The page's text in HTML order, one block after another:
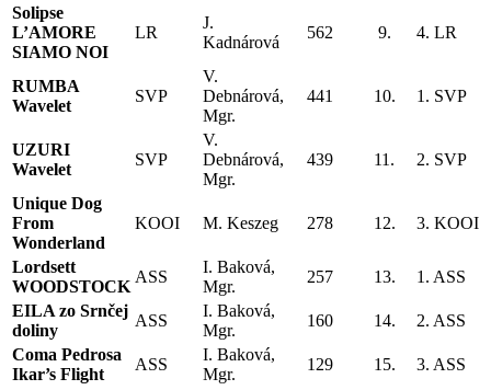
Solipse
L’AMORE
SIAMO NOI
LR
J.
Kadnárová
562 9. 4. LR
RUMBA
Wavelet
SVP
V.
Debnárová,
Mgr.
441 10. 1. SVP
UZURI
Wavelet
SVP
V.
Debnárová,
Mgr.
439 11. 2. SVP
Unique Dog
From
Wonderland
KOOI M. Keszeg 278 12. 3. KOOI
Lordsett
WOODSTOCK
ASS
I. Baková,
Mgr.
257 13.
1. ASS
EILA zo Srnčej
doliny
ASS
I. Baková,
Mgr.
160 14.
2. ASS
Coma Pedrosa
Ikar’s Flight
ASS
I. Baková,
Mgr.
129 15. 3. ASS